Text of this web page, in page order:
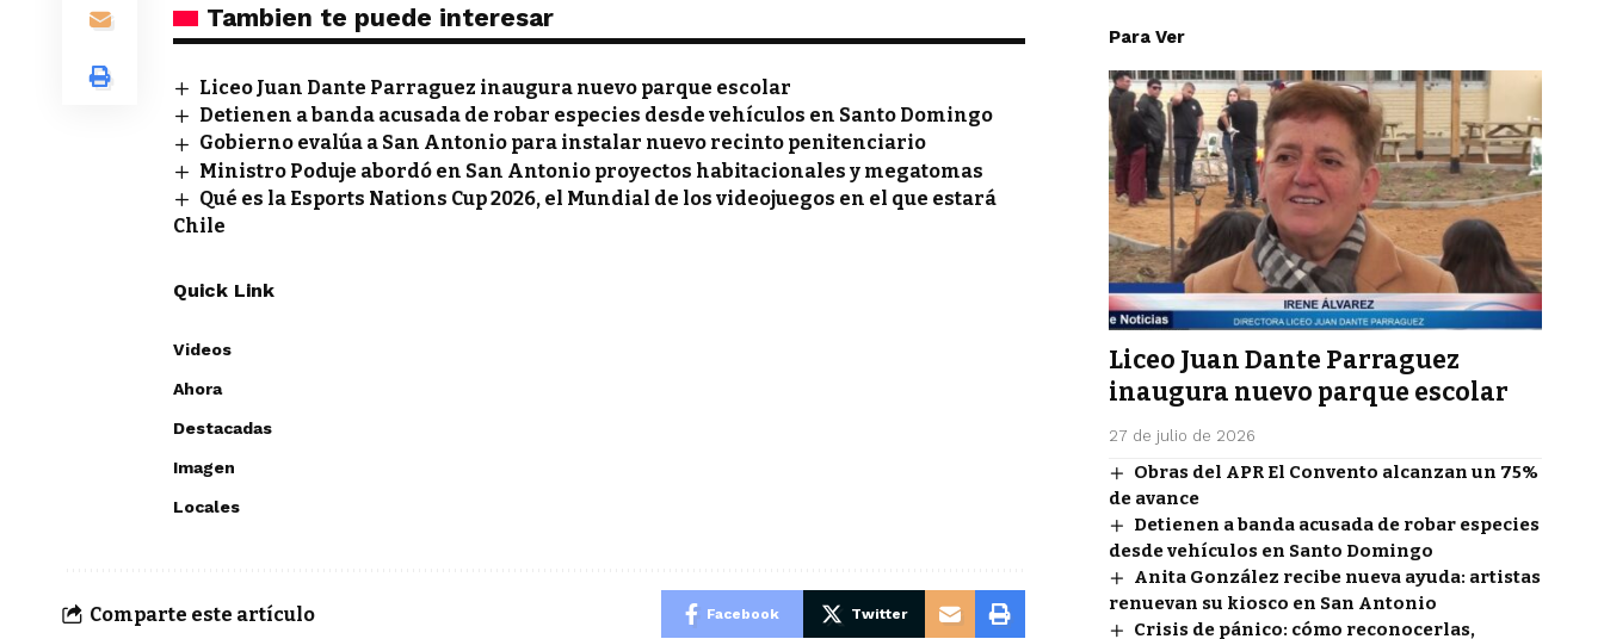
Tambien te puede interesar
Liceo Juan Dante Parraguez inaugura nuevo parque escolar
Detienen a banda acusada de robar especies desde vehículos en Santo Domingo
Gobierno evalúa a San Antonio para instalar nuevo recinto penitenciario
Ministro Poduje abordó en San Antonio proyectos habitacionales y megatomas
Qué es la Esports Nations Cup 2026, el Mundial de los videojuegos en el que estará
Chile
Quick Link
Videos
Ahora
Destacadas
Imagen
Locales
Comparte este artículo Facebook Twitter
Para Ver
Liceo Juan Dante Parraguez
inaugura nuevo parque escolar
27 de julio de 2026
Obras del APR El Convento alcanzan un 75%
de avance
Detienen a banda acusada de robar especies
desde vehículos en Santo Domingo
Anita González recibe nueva ayuda: artistas
renuevan su kiosco en San Antonio
Crisis de pánico: cómo reconocerlas,